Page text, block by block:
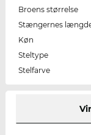
Broens størrelse
Stængernes
Køn
Steltype
Stelfarve